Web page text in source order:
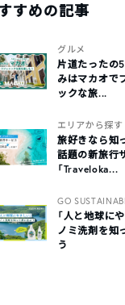
すめの記事
グルメ
片道たったの
みはマカオで
ックな旅...
エリアから探す
旅好きなら知
話題の新旅行
「Traveloka...
GO
「人と地球に
ノミ洗剤を知
う